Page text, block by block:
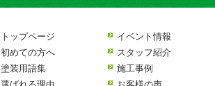
トップページ
初めての方へ
塗装用語集
イベント情報
スタッフ紹介
施工事例